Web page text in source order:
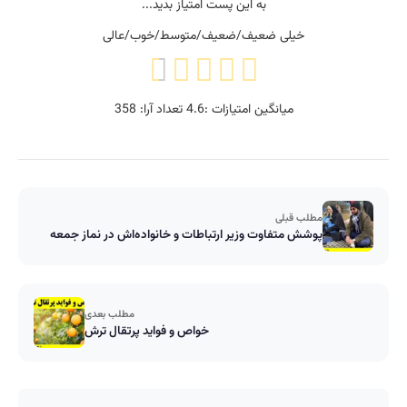
به این پست امتیاز بدید...
خیلی ضعیف/ضعیف/متوسط/خوب/عالی
میانگین امتیازات :4.6تعداد آرا: 358
مطلب قبلی
پوشش متفاوت وزیر ارتباطات و خانواده‌اش در نماز جمعه
مطلب بعدی
خواص و فواید پرتقال ترش